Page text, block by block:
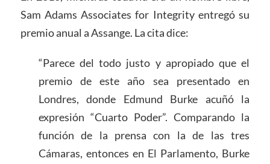
Sam Adams Associates for Integrity entregó su
premio anual a Assange. La cita dice:
“Parece del todo justo y apropiado que el
premio de este año sea presentado en
Londres, donde Edmund Burke acuñó la
expresión “Cuarto Poder”. Comparando la
función de la prensa con la de las tres
Cámaras, entonces en El Parlamento, Burke